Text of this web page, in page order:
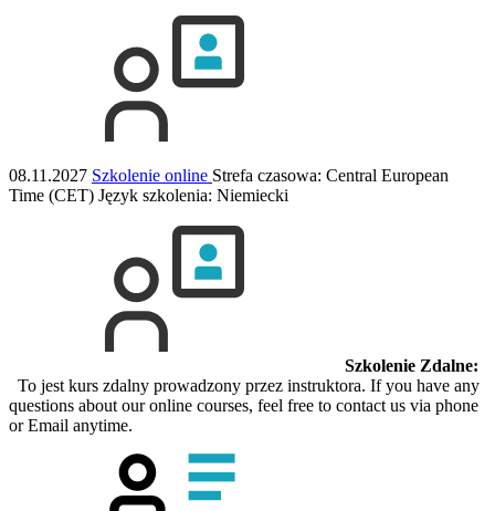
08.11.2027 Szkolenie online Strefa czasowa: Central European
Time (CET) Język szkolenia: Niemiecki
Szkolenie Zdalne:
To jest kurs zdalny prowadzony przez instruktora. If you have any
questions about our online courses, feel free to contact us via phone
or Email anytime.